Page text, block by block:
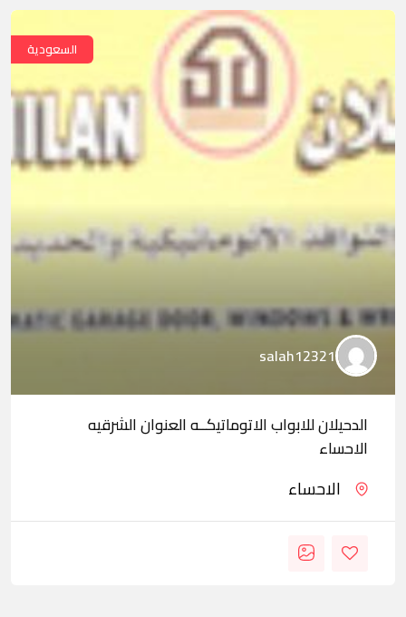
السعودية
salah12321
الدحيلان للابواب الاتوماتيكــه العنوان الشرقيه
الاحساء
الاحساء